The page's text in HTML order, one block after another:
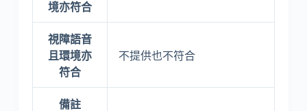
境亦符合
視障語音
且環境亦
符合
不提供也不符合
備註